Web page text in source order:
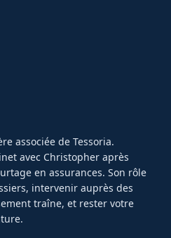
associée de Tessoria.
avec Christopher après
en assurances. Son rôle
intervenir auprès des
traîne, et rester votre